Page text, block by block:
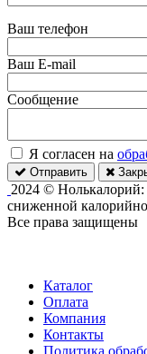
Ваш телефон
Ваш E-mail
Сообщение
Я согласен на
Отправить
2024 © Нолькалорий:
сниженной
Все права защищены
Каталог
Оплата
Компания
Контакты
Политика